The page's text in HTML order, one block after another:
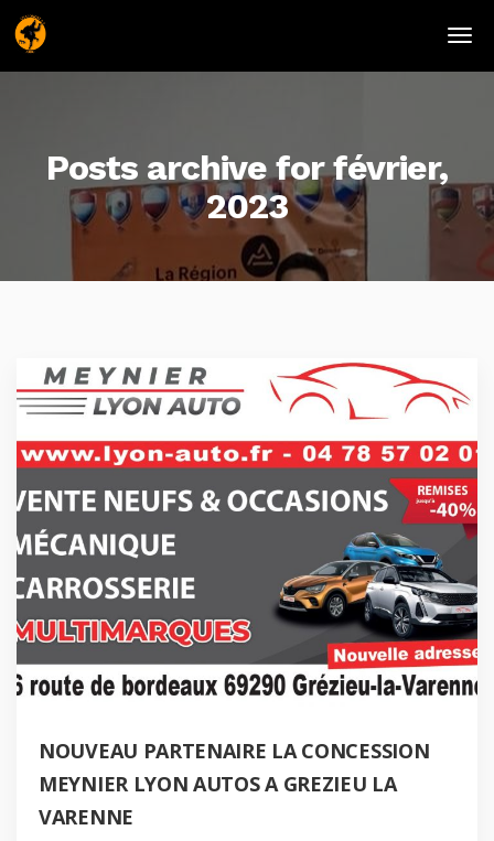
Posts archive for février,
2023
NOUVEAU PARTENAIRE LA CONCESSION
MEYNIER LYON AUTOS A GREZIEU LA
VARENNE